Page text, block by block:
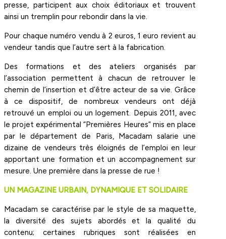
presse, participent aux choix éditoriaux et trouvent
ainsi un tremplin pour rebondir dans la vie.
Pour chaque numéro vendu à 2 euros, 1 euro revient au
vendeur tandis que l’autre sert à la fabrication.
Des formations et des ateliers organisés par
l’association permettent à chacun de retrouver le
chemin de l’insertion et d’être acteur de sa vie. Grâce
à ce dispositif, de nombreux vendeurs ont déjà
retrouvé un emploi ou un logement. Depuis 2011, avec
le projet expérimental “Premières Heures” mis en place
par le département de Paris, Macadam salarie une
dizaine de vendeurs très éloignés de l’emploi en leur
apportant une formation et un accompagnement sur
mesure. Une première dans la presse de rue !
UN MAGAZINE URBAIN, DYNAMIQUE ET SOLIDAIRE
Macadam se caractérise par le style de sa maquette,
la diversité des sujets abordés et la qualité du
contenu; certaines rubriques sont réalisées en